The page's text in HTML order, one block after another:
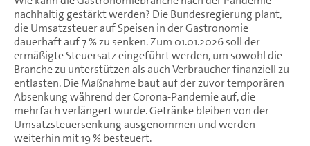
nachhaltig gestärkt werden? Die Bundesregierung plant,
die Umsatzsteuer auf Speisen in der Gastronomie
dauerhaft auf 7 % zu senken. Zum 01.01.2026 soll der
ermäßigte Steuersatz eingeführt werden, um sowohl die
Branche zu unterstützen als auch Verbraucher finanziell zu
entlasten. Die Maßnahme baut auf der zuvor temporären
Absenkung während der Corona-Pandemie auf, die
mehrfach verlängert wurde. Getränke bleiben von der
Umsatzsteuersenkung ausgenommen und werden
weiterhin mit 19 % besteuert.